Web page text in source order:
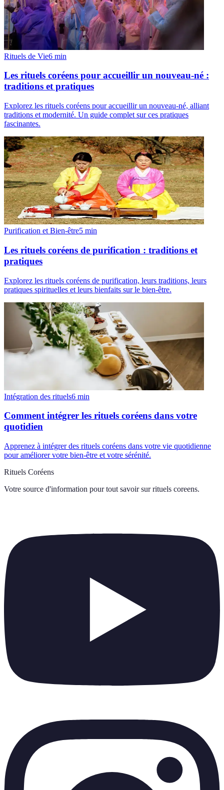
Rituels de Vie6 min
Les rituels coréens pour accueillir un nouveau-né :
traditions et pratiques
Explorez les rituels coréens pour accueillir un nouveau-né, alliant
traditions et modernité. Un guide complet sur ces pratiques
fascinantes.
Purification et Bien-être5 min
Les rituels coréens de purification : traditions et
pratiques
Explorez les rituels coréens de purification, leurs traditions, leurs
pratiques spirituelles et leurs bienfaits sur le bien-être.
Intégration des rituels6 min
Comment intégrer les rituels coréens dans votre
quotidien
Apprenez à intégrer des rituels coréens dans votre vie quotidienne
pour améliorer votre bien-être et votre sérénité.
Rituels Coréens
Votre source d'information pour tout savoir sur rituels coreens.